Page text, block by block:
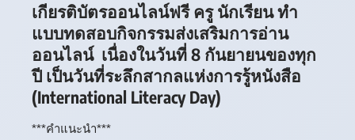
เกียรติบัตรออนไลน์ฟรี ครู นักเรียน ทำ
แบบทดสอบกิจกรรมส่งเสริมการอ่าน
ออนไลน์ เนื่องในวันที่ 8 กันยายนของทุก
ปี เป็นวันที่ระลึกสากลแห่งการรู้หนังสือ
(International Literacy Day)
***คำแนะนำ***